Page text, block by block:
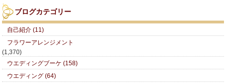
ブログカテゴリー
自己紹介 (11)
フラワーアレンジメント
(1,370)
ウエディングブーケ (158)
ウエディング (64)